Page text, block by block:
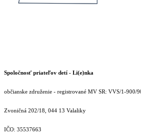
Spoločnosť priateľov detí - Li(e)nka
občianske združenie - registrované MV SR: VVS/1-900/
Zvoničná 202/18, 044 13 Valaliky
IČO: 35537663